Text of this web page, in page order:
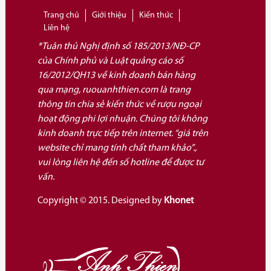
Trang chủ Giới thiệu
Kiến thức
Liên hệ
*Tuân thủ Nghị định số 185/2013/NĐ-CP
của Chính phủ và Luật quảng cáo số
16/2012/QH13 về kinh doanh bán hàng
qua mạng, ruouanhthien.com là trang
thông tin chia sẻ kiến thức về rượu ngoại
hoạt động phi lợi nhuận. Chúng tôi không
kinh doanh trực tiếp trên internet. “giá trên
website chỉ mang tính chất tham khảo”.,
vui lòng liên hệ đến số hotline để được tư
vấn.
Copyright © 2015. Designed by Khonet